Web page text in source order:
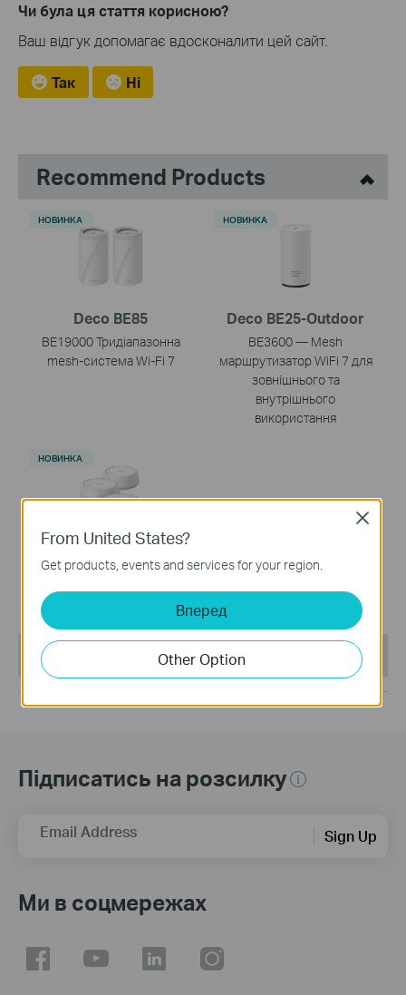
Чи була ця стаття корисною?
Ваш відгук допомагає вдосконалити цей сайт.
Так Ні
Recommend Products
Deco BE85
BE19000 Тридіапазонна
mesh-система Wi-Fi 7
НОВИНКА
Deco BE25-Outdoor
BE3600 — Mesh
маршрутизатор WiFi 7 для
зовнішнього та
внутрішнього
використання
НОВИНКА
Deco BE22
НОВИНКА
This Article Applies to:
Підписатись на розсилку
Email Address Sign Up
Ми в соцмережах
From United States?
Get products, events and services for your region.
Вперед
Other Option
Close